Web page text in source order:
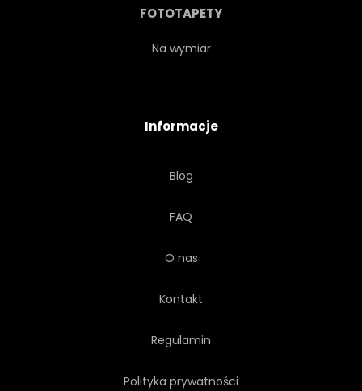
FOTOTAPETY
Na wymiar
Informacje
Blog
FAQ
O nas
Kontakt
Regulamin
Polityka prywatności